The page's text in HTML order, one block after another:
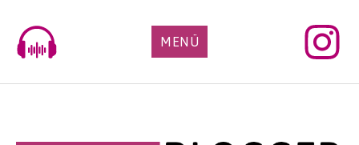
content
MENÜ